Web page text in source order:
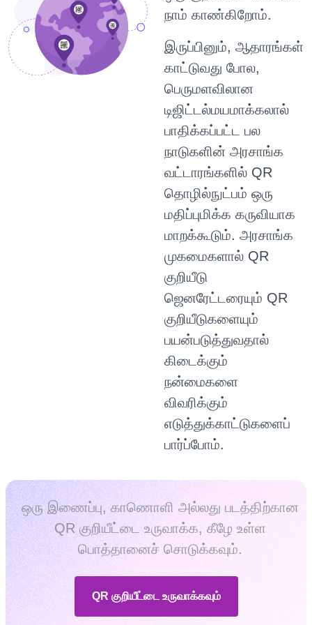
நாம் காண்கிறோம்.
இருப்பினும், ஆதாரங்கள்
காட்டுவது போல,
பெருமளவிலான
டிஜிட்டல்மயமாக்கலால்
பாதிக்கப்பட்ட பல
நாடுகளின் அரசாங்க
வட்டாரங்களில் QR
தொழில்நுட்பம் ஒரு
மதிப்புமிக்க கருவியாக
மாறக்கூடும். அரசாங்க
முகமைகளால் QR
குறியீடு
ஜெனரேட்டரையும் QR
குறியீடுகளையும்
பயன்படுத்துவதால்
கிடைக்கும்
நன்மைகளை
விவரிக்கும்
எடுத்துக்காட்டுகளைப்
பார்ப்போம்.
ஒரு இணைப்பு, காணொளி அல்லது படத்திற்கான
QR குறியீட்டை உருவாக்க, கீழே உள்ள
பொத்தானைச் சொடுக்கவும்.
QR குறியீட்டை உருவாக்கவும்